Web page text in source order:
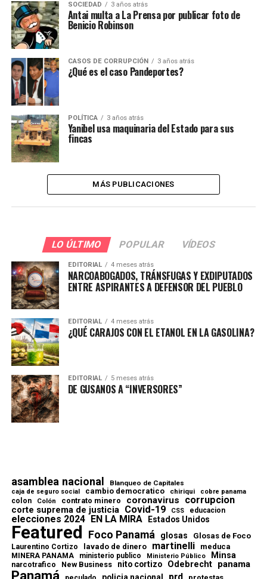
SOCIEDAD 3 años atrás
Antai multa a La Prensa por publicar foto de
Benicio Robinson
CASOS DE CORRUPCIÓN 3 años atrás
¿Qué es el caso Pandeportes?
POLÍTICA 3 años atrás
Yanibel usa maquinaria del Estado para sus
fincas
MÁS PUBLICACIONES
LO ÚLTIMO POPULAR VÍDEOS
EDITORIAL 4 meses atrás
NARCOABOGADOS, TRÁNSFUGAS Y EXDIPUTADOS
ENTRE ASPIRANTES A DEFENSOR DEL PUEBLO
EDITORIAL 4 meses atrás
¿QUÉ CARAJOS CON EL ETANOL EN LA GASOLINA?
EDITORIAL 5 meses atrás
DE GUSANOS A “INVERSORES”
asamblea nacional Blanqueo de Capitales
caja de seguro social cambio democratico chiriqui cobre panama
colon Colón contrato minero coronavirus corrupcion
corte suprema de justicia Covid-19 CSS educacion
elecciones 2024 EN LA MIRA Estados Unidos
Featured Foco Panamá glosas Glosas de Foco
Laurentino Cortizo lavado de dinero martinelli meduca
MINERA PANAMA ministerio publico Ministerio Público Minsa
narcotrafico New Business nito cortizo Odebrecht panama
Panamá